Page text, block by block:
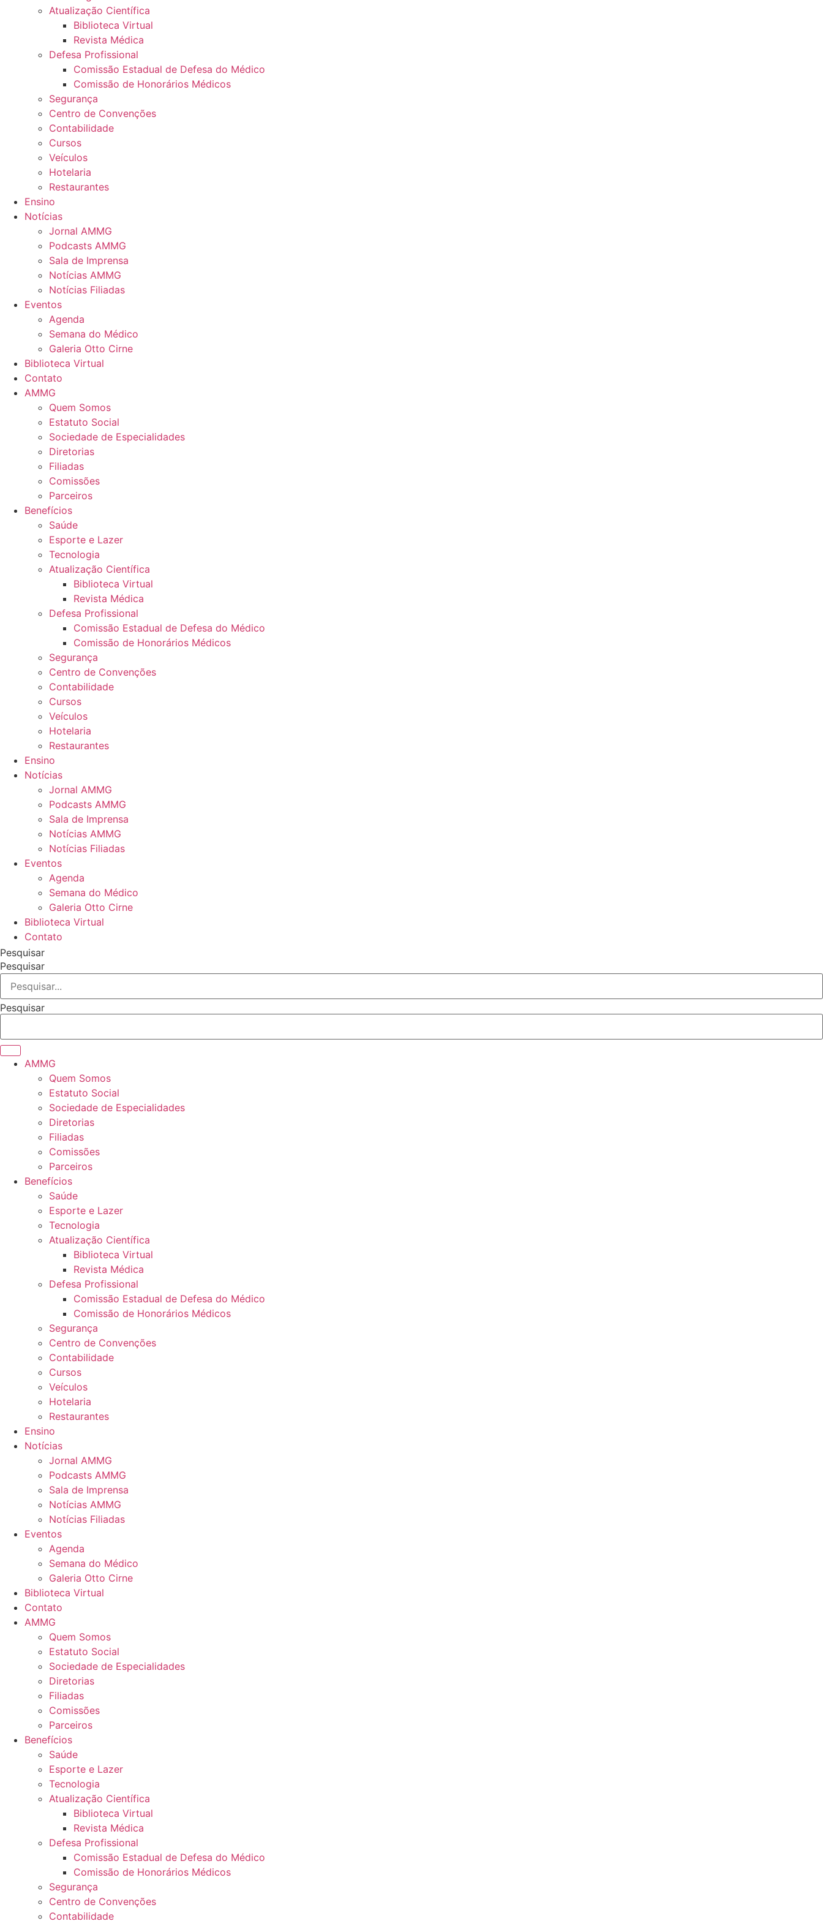
Atualização Científica
Biblioteca Virtual
Revista Médica
Defesa Profissional
Comissão Estadual de Defesa do Médico
Comissão de Honorários Médicos
Segurança
Centro de Convenções
Contabilidade
Cursos
Veículos
Hotelaria
Restaurantes
Ensino
Notícias
Jornal AMMG
Podcasts AMMG
Sala de Imprensa
Notícias AMMG
Notícias Filiadas
Eventos
Agenda
Semana do Médico
Galeria Otto Cirne
Biblioteca Virtual
Contato
AMMG
Quem Somos
Estatuto Social
Sociedade de Especialidades
Diretorias
Filiadas
Comissões
Parceiros
Benefícios
Saúde
Esporte e Lazer
Tecnologia
Atualização Científica
Biblioteca Virtual
Revista Médica
Defesa Profissional
Comissão Estadual de Defesa do Médico
Comissão de Honorários Médicos
Segurança
Centro de Convenções
Contabilidade
Cursos
Veículos
Hotelaria
Restaurantes
Ensino
Notícias
Jornal AMMG
Podcasts AMMG
Sala de Imprensa
Notícias AMMG
Notícias Filiadas
Eventos
Agenda
Semana do Médico
Galeria Otto Cirne
Biblioteca Virtual
Contato
Pesquisar
Pesquisar
Pesquisar
AMMG
Quem Somos
Estatuto Social
Sociedade de Especialidades
Diretorias
Filiadas
Comissões
Parceiros
Benefícios
Saúde
Esporte e Lazer
Tecnologia
Atualização Científica
Biblioteca Virtual
Revista Médica
Defesa Profissional
Comissão Estadual de Defesa do Médico
Comissão de Honorários Médicos
Segurança
Centro de Convenções
Contabilidade
Cursos
Veículos
Hotelaria
Restaurantes
Ensino
Notícias
Jornal AMMG
Podcasts AMMG
Sala de Imprensa
Notícias AMMG
Notícias Filiadas
Eventos
Agenda
Semana do Médico
Galeria Otto Cirne
Biblioteca Virtual
Contato
AMMG
Quem Somos
Estatuto Social
Sociedade de Especialidades
Diretorias
Filiadas
Comissões
Parceiros
Benefícios
Saúde
Esporte e Lazer
Tecnologia
Atualização Científica
Biblioteca Virtual
Revista Médica
Defesa Profissional
Comissão Estadual de Defesa do Médico
Comissão de Honorários Médicos
Segurança
Centro de Convenções
Contabilidade